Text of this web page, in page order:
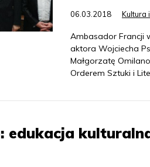
06.03.2018 Kultura
Ambasador Francji
aktora Wojciecha
Małgorzatę
Orderem Sztuki i
edukacja